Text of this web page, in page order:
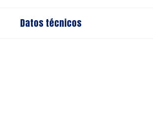
Datos técnicos